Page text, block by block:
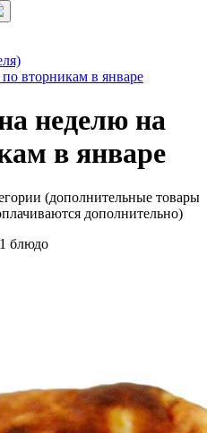
вторникам в январе
неделю на
в январе
(дополнительные товары
дополнительно)
блюдо